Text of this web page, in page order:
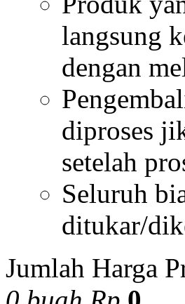
Produk
produk
Periode
Member
dalam
Permohonan